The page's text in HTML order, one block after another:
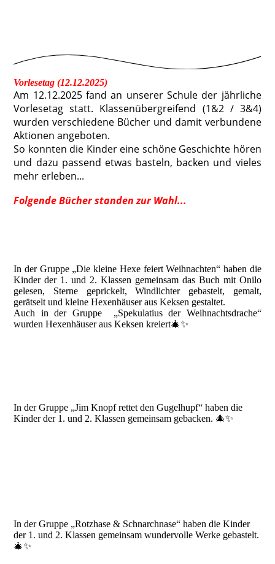
Vorlesetag (12.12.2025)
Am 12.12.2025 fand an unserer Schule der jährliche
Vorlesetag statt. Klassenübergreifend (1&2 / 3&4)
wurden verschiedene Bücher und damit verbundene
Aktionen angeboten.
So konnten die Kinder eine schöne Geschichte hören
und dazu passend etwas basteln, backen und vieles
mehr erleben...
Folgende Bücher standen zur Wahl...
In der Gruppe „Die kleine Hexe feiert Weihnachten“ haben die
Kinder der 1. und 2. Klassen gemeinsam das Buch mit Onilo
gelesen, Sterne geprickelt, Windlichter gebastelt, gemalt,
gerätselt und kleine Hexenhäuser aus Keksen gestaltet.
Auch in der Gruppe „Spekulatius der Weihnachtsdrache“
wurden Hexenhäuser aus Keksen kreiert🎄✨
In der Gruppe „Jim Knopf rettet den Gugelhupf“ haben die
Kinder der 1. und 2. Klassen gemeinsam gebacken. 🎄✨
In der Gruppe „Rotzhase & Schnarchnase“ haben die Kinder
der 1. und 2. Klassen gemeinsam wundervolle Werke gebastelt.
🎄✨